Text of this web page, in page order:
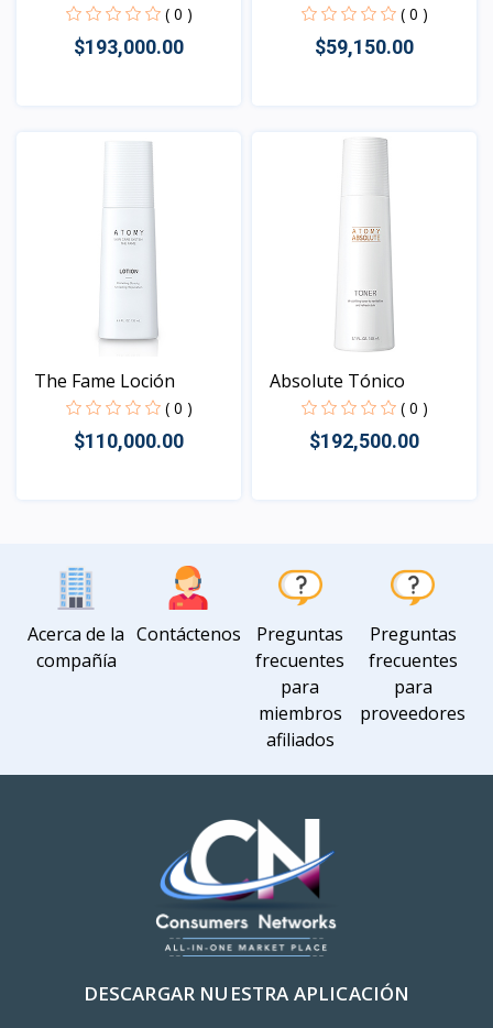
Nutritiv...
( 0 )
$193,000.00
( 0 )
$59,150.00
The Fame Loción
( 0 )
$110,000.00
Absolute Tónico
( 0 )
$192,500.00
Acerca de la
compañía
Contáctenos
Preguntas
frecuentes
para
miembros
afiliados
Preguntas
frecuentes
para
proveedores
DESCARGAR NUESTRA APLICACIÓN